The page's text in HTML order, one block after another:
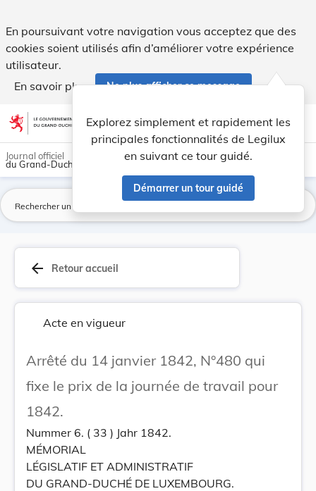
En poursuivant votre navigation vous acceptez que des
cookies soient utilisés afin d’améliorer votre expérience
utilisateur.
En savoir plus
Ne plus afficher ce message
Aller au contenu account_circle help Aide
Explorez simplement et rapidement les
principales fonctionnalités de Legilux
en suivant ce tour guidé.
Démarrer un tour guidé
light_mode dark_mode
Journal officiel
du Grand-Duché de Luxembourg
arrow_back Retour accueil
Acte en vigueur
Arrêté du 14 janvier 1842, N°480 qui
fixe le prix de la journée de travail pour
1842.
Nummer 6. ( 33 ) Jahr 1842.
MÉMORIAL
LÉGISLATIF ET ADMINISTRATIF
DU GRAND-DUCHÉ DE LUXEMBOURG.